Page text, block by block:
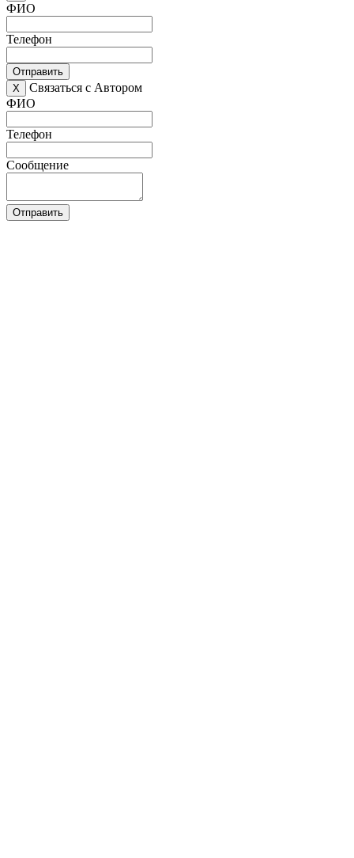
ФИО
Телефон
Отправить
X
Связаться с Автором
ФИО
Телефон
Сообщение
Отправить